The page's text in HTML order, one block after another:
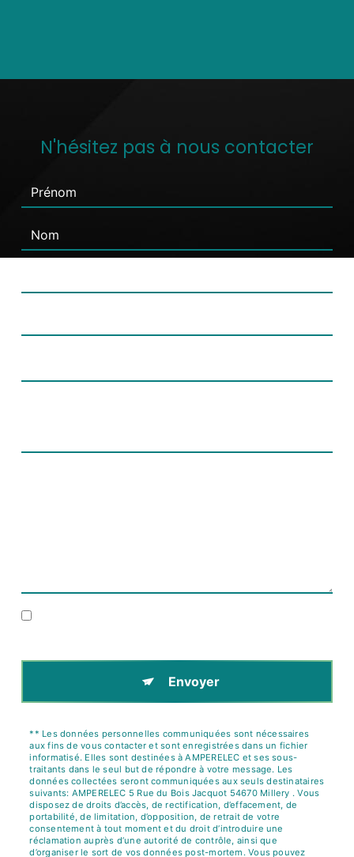
N'hésitez pas à nous contacter
Envoyer
** Les données personnelles communiquées sont nécessaires
aux fins de vous contacter et sont enregistrées dans un fichier
informatisé. Elles sont destinées à AMPERELEC et ses sous-
traitants dans le seul but de répondre à votre message. Les
données collectées seront communiquées aux seuls destinataires
suivants: AMPERELEC 5 Rue du Bois Jacquot 54670 Millery . Vous
disposez de droits d’accès, de rectification, d’effacement, de
portabilité, de limitation, d’opposition, de retrait de votre
consentement à tout moment et du droit d’introduire une
réclamation auprès d’une autorité de contrôle, ainsi que
d’organiser le sort de vos données post-mortem. Vous pouvez